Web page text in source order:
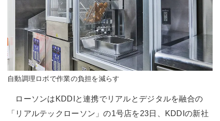
自動調理ロボで作業の負担を減らす
ローソンはKDDIと連携でリアルとデジタルを融合の
「リアルテックローソン」の1号店を23日、KDDIの新社